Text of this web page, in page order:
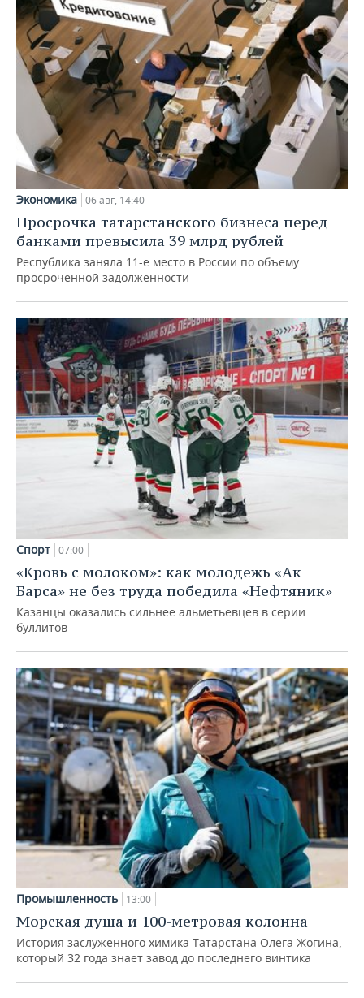
Экономика 06 авг, 14:40
Просрочка татарстанского бизнеса перед
банками превысила 39 млрд рублей
Республика заняла 11-е место в России по объему
просроченной задолженности
Спорт 07:00
«Кровь с молоком»: как молодежь «Ак
Барса» не без труда победила «Нефтяник»
Казанцы оказались сильнее альметьевцев в серии
буллитов
Промышленность 13:00
Морская душа и 100-метровая колонна
История заслуженного химика Татарстана Олега Жогина,
который 32 года знает завод до последнего винтика